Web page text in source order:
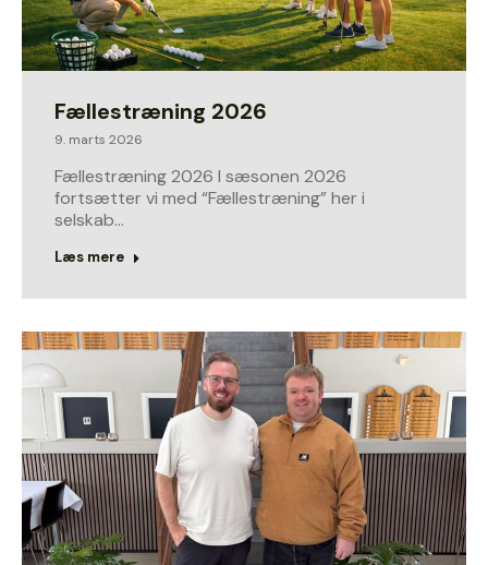
Fællestræning 2026
9. marts 2026
Fællestræning 2026 I sæsonen 2026
fortsætter vi med “Fællestræning” her i
selskab…
Læs mere